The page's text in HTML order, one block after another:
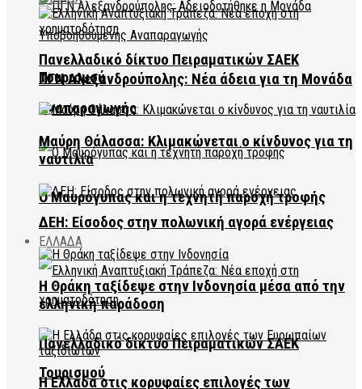
ΠΓΝ Αλεξανδρούπολης: Νέα άδεια για τη Μονάδα
Αναπαραγωγής
Ο Μαυρόγυπας και η τεχνητή παροχή τροφής
ΕΛΛΑΔΑ
Πανελλαδικό δίκτυο Πειραματικών ΣΑΕΚ
Τουρισμού
Πανελλαδικό δίκτυο Πειραματικών ΣΑΕΚ
Τουρισμού
Μαύρη Θάλασσα: Κλιμακώνεται ο κίνδυνος για τη
ναυτιλία
ΔΕΗ: Είσοδος στην πολωνική αγορά ενέργειας
Η Θράκη ταξίδεψε στην Ινδονησία μέσα από την
ελληνική παράδοση
Η Ελλάδα στις κορυφαίες επιλογές των